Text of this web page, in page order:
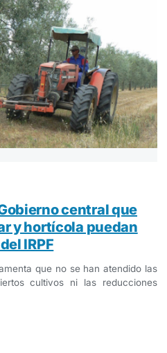
central que
y hortícola puedan
IRPF
que no se han atendido las
cultivos ni las reducciones